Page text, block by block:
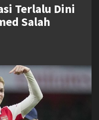
Terlalu Dini
Salah